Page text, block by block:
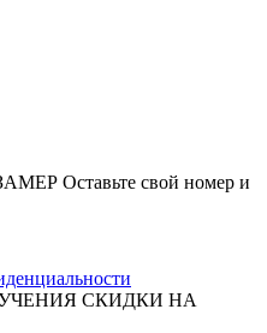
Оставьте свой номер и
СКИДКИ НА